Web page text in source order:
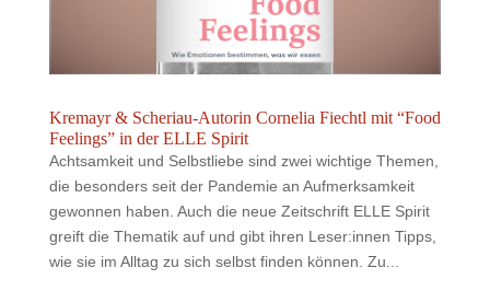
Kremayr & Scheriau-Autorin Cornelia Fiechtl mit “Food
Feelings” in der ELLE Spirit
Achtsamkeit und Selbstliebe sind zwei wichtige Themen,
die besonders seit der Pandemie an Aufmerksamkeit
gewonnen haben. Auch die neue Zeitschrift ELLE Spirit
greift die Thematik auf und gibt ihren Leser:innen Tipps,
wie sie im Alltag zu sich selbst finden können. Zu...